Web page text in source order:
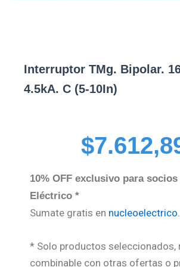
Interruptor TMg. Bipolar.
4.5kA. C (5-10In)
$
10% OFF exclusivo para
Eléctrico *
Sumate gratis en
* Solo productos seleccionados,
combinable con otras ofertas o